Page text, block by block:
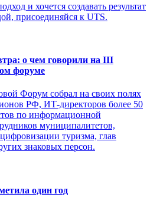
и хочется создавать результат
присоединяйся к UTS.
о чем говорили на III
форуме
Форум собрал на своих полях
РФ, ИТ-директоров более 50
по информационной
муниципалитетов,
туризма, глав
знаковых персон.
один год